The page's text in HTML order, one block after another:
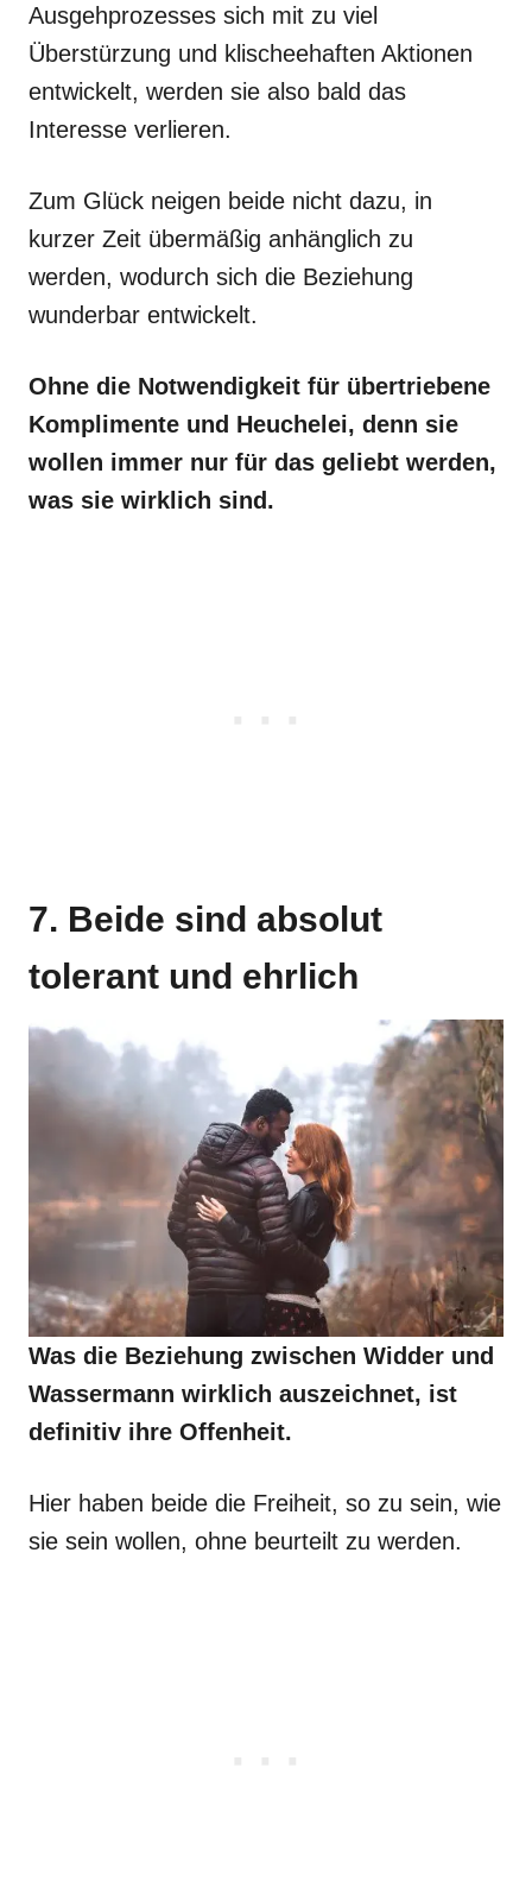
Ausgehprozesses sich mit zu viel
Überstürzung und klischeehaften Aktionen
entwickelt, werden sie also bald das
Interesse verlieren.
Zum Glück neigen beide nicht dazu, in
kurzer Zeit übermäßig anhänglich zu
werden, wodurch sich die Beziehung
wunderbar entwickelt.
Ohne die Notwendigkeit für übertriebene
Komplimente und Heuchelei, denn sie
wollen immer nur für das geliebt werden,
was sie wirklich sind.
7. Beide sind absolut
tolerant und ehrlich
Was die Beziehung zwischen Widder und
Wassermann wirklich auszeichnet, ist
definitiv ihre Offenheit.
Hier haben beide die Freiheit, so zu sein, wie
sie sein wollen, ohne beurteilt zu werden.